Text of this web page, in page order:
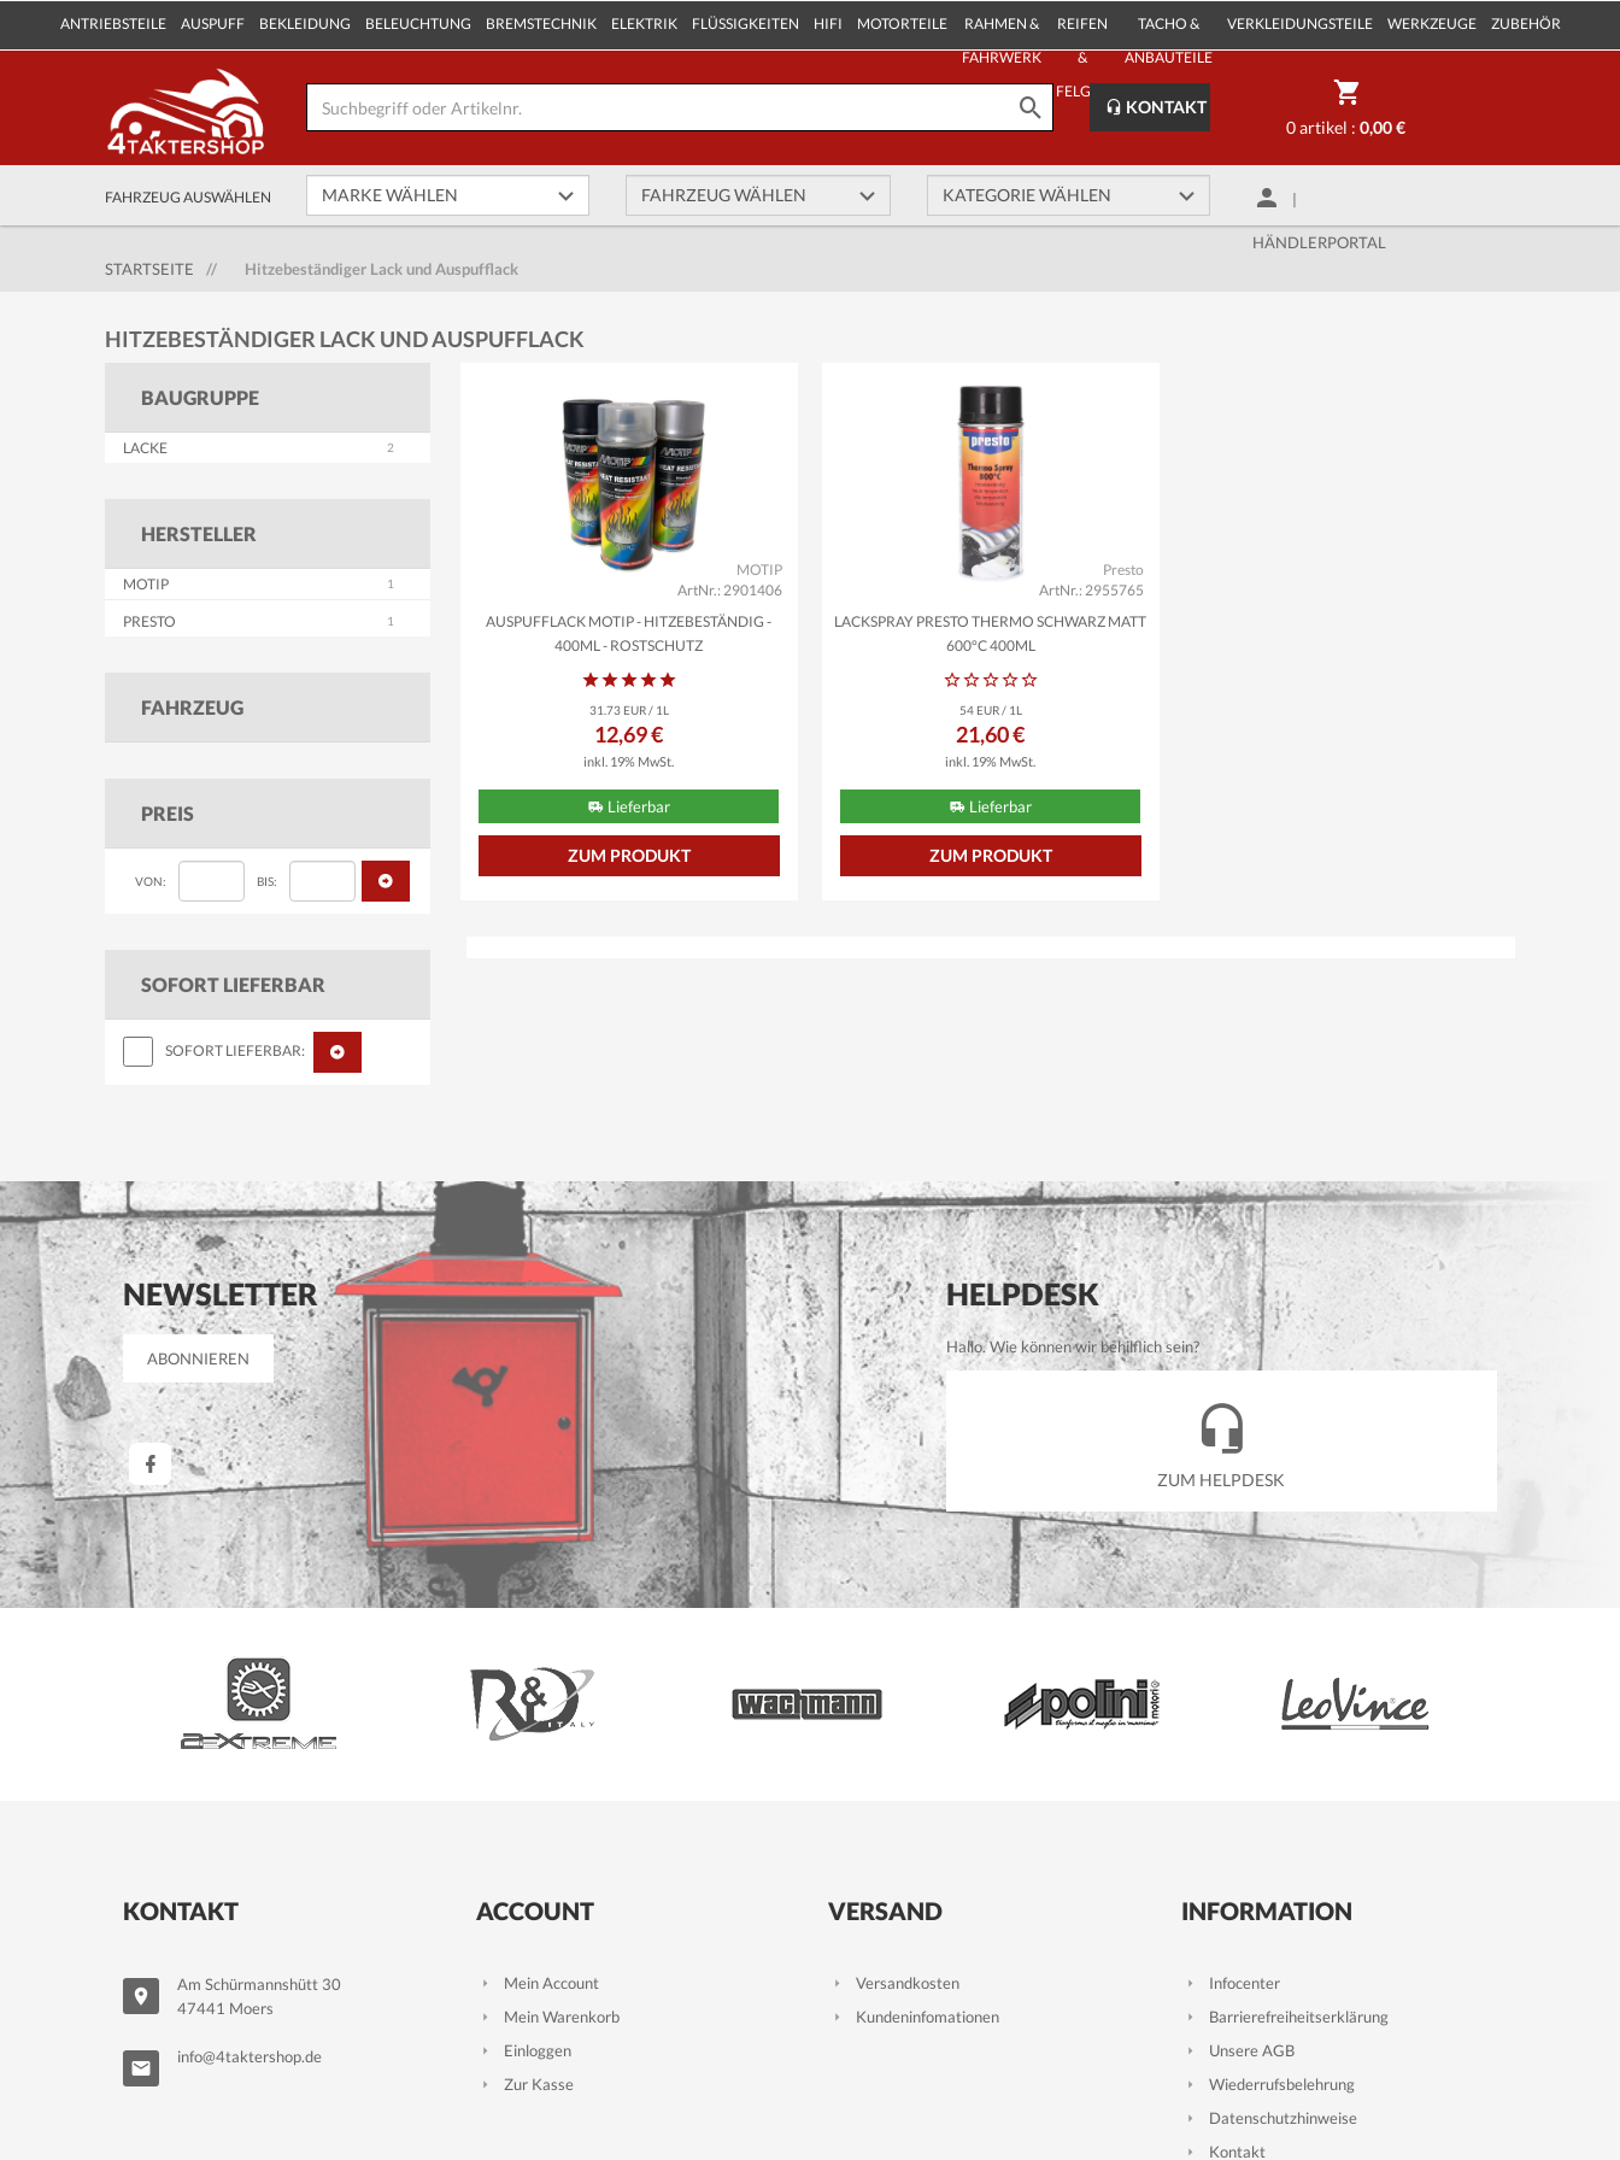
ANTRIEBSTEILE AUSPUFF BEKLEIDUNG BELEUCHTUNG BREMSTECHNIK ELEKTRIK FLÜSSIGKEITEN HIFI MOTORTEILE
RAHMEN &
FAHRWERK
REIFEN
&
FELGEN
TACHO &
ANBAUTEILE
VERKLEIDUNGSTEILE WERKZEUGE ZUBEHÖR
KONTAKT
0 artikel :0,00 €
FAHRZEUG AUSWÄHLEN |
HÄNDLERPORTAL
STARTSEITE
// Hitzebeständiger Lack und Auspufflack
HITZEBESTÄNDIGER LACK UND AUSPUFFLACK
BAUGRUPPE
LACKE
HERSTELLER
MOTIP
PRESTO
FAHRZEUG
PREIS
VON: BIS:
SOFORT LIEFERBAR
SOFORT LIEFERBAR:
ArtNr.: 2901406
MOTIP
AUSPUFFLACK MOTIP - HITZEBESTÄNDIG -
400ML - ROSTSCHUTZ
31.73 EUR / 1L
12,69 €
inkl. 19% MwSt.
Lieferbar
ZUM PRODUKT
ArtNr.: 2955765
Presto
LACKSPRAY PRESTO THERMO SCHWARZ MATT
600°C 400ML
54 EUR / 1L
21,60 €
inkl. 19% MwSt.
Lieferbar
ZUM PRODUKT
NEWSLETTER HELPDESK
Hallo. Wie können wir behilflich sein?
ZUM HELPDESK
KONTAKT
Am Schürmannshütt 30
47441 Moers
info@4taktershop.de
ACCOUNT
Mein Account
Mein Warenkorb
Einloggen
Zur Kasse
VERSAND
Versandkosten
Kundeninfomationen
INFORMATION
Infocenter
Barrierefreiheitserklärung
Unsere AGB
Wiederrufsbelehrung
Datenschutzhinweise
Kontakt